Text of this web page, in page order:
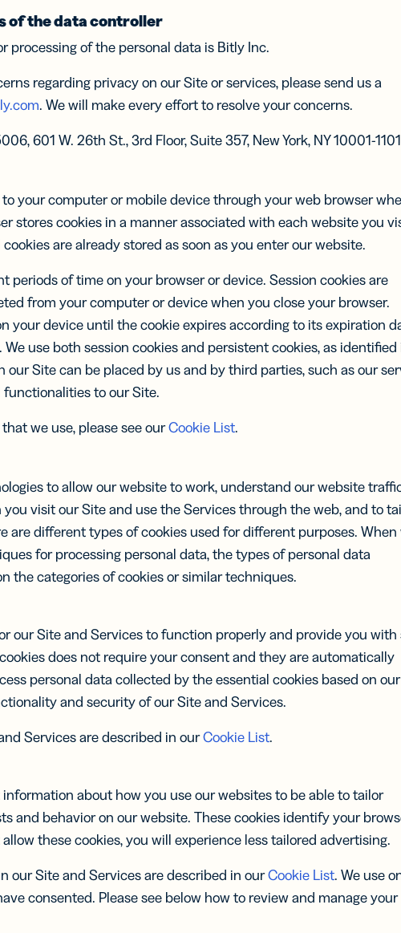
para celular,
sem precisar
de código
Links com
marca
URL da sua
marca
Campanhas
UTM
Rastreie links
e QR Codes
com
parâmetros
UTM
barras 2D
Codes
usados em
API e
Documentação
Trust Center
Decisões
POR EMPRESA
Pequenas
Empresas
Mercado Médio
Compartilhamento
de conteúdo
sobre sua
performance.
Você é um
confira os
of the data controller
processing of the personal data is Bitly Inc.
regarding privacy on our Site or services, please send us a
. We will make every effort to resolve your concerns.
601 W. 26th St., 3rd Floor, Suite 357, New York, NY 10001-
your computer or mobile device through your web browser
stores cookies in a manner associated with each website you
are already stored as soon as you enter our website.
periods of time on your browser or device. Session cookies are
from your computer or device when you close your browser.
your device until the cookie expires according to its expiration
use both session cookies and persistent cookies, as identified
our Site can be placed by us and by third parties, such as our
to our Site.
we use, please see ourCookie List.
to allow our website to work, understand our website
visit our Site and use the Services through the web, and to
are different types of cookies used for different purposes. When
for processing personal data, the types of personal data
the categories of cookies or similar techniques.
our Site and Services to function properly and provide you with
does not require your consent and they are automatically
personal data collected by the essential cookies based on our
and security of our Site and Services.
Services are described in ourCookie List.
about how you use our websites to be able to tailor
and behavior on our website. These cookies identify your
these cookies, you will experience less tailored advertising.
our Site and Services are described in ourCookie List. We use
consented. Please see below how to review and manage your